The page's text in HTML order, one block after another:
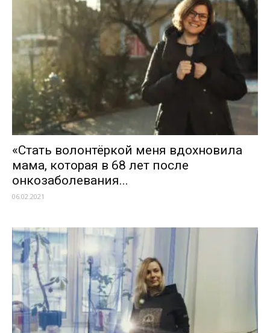
«Стать волонтёркой меня вдохновила
мама, которая в 68 лет после
онкозаболевания...
06.02.2021